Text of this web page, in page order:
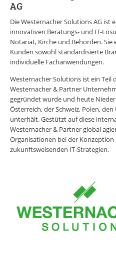
Wunscharbeitgeber-News
E-Bibliothek
E-Videothek
Veranstaltungen
CAREERS LOUNGENEWSLETTER
Mit dem E-Mail Newsletter
spannende Neuigkeiten innerhalb der
NEWSLETTER
CAREERS LOUNGE
CAREERS LOUNGENETZWERK
Online-Wissensforum
AG
Die Westernacher Solutions AG
innovativen Beratungs- und IT-
Notariat, Kirche und Behörden.
Kunden sowohl standardisierte
individuelle Fachanwendungen.
Westernacher Solutions ist ein
Westernacher & Partner
gegründet wurde und heute
Österreich, der Schweiz, Polen,
unterhält. Gestützt auf diese
Westernacher & Partner global
Organisationen bei der
zukunftsweisenden IT-Strategien.